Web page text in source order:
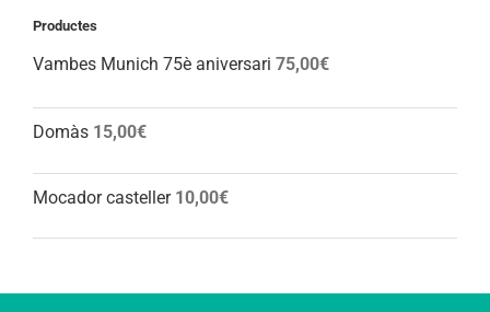
Productes
Vambes Munich 75è aniversari 75,00€
Domàs 15,00€
Mocador casteller 10,00€